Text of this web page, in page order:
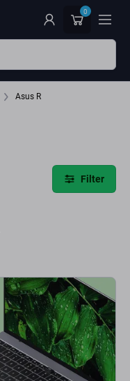
0
Asus R
Filter